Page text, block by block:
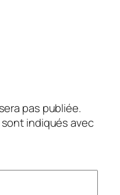
pas publiée.
indiqués avec